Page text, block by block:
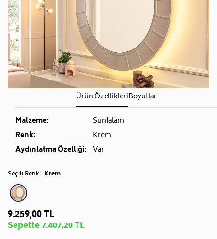
Ürün ÖzellikleriBoyutlar
Malzeme:
Suntalam
Renk:
Krem
Aydınlatma Özelliği: Var
Seçili Renk: Krem
9.259,00 TL
Sepette 7.407,20 TL